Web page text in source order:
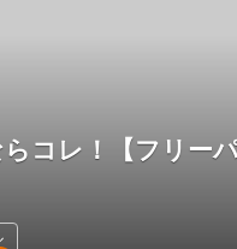
コレ！【フリー